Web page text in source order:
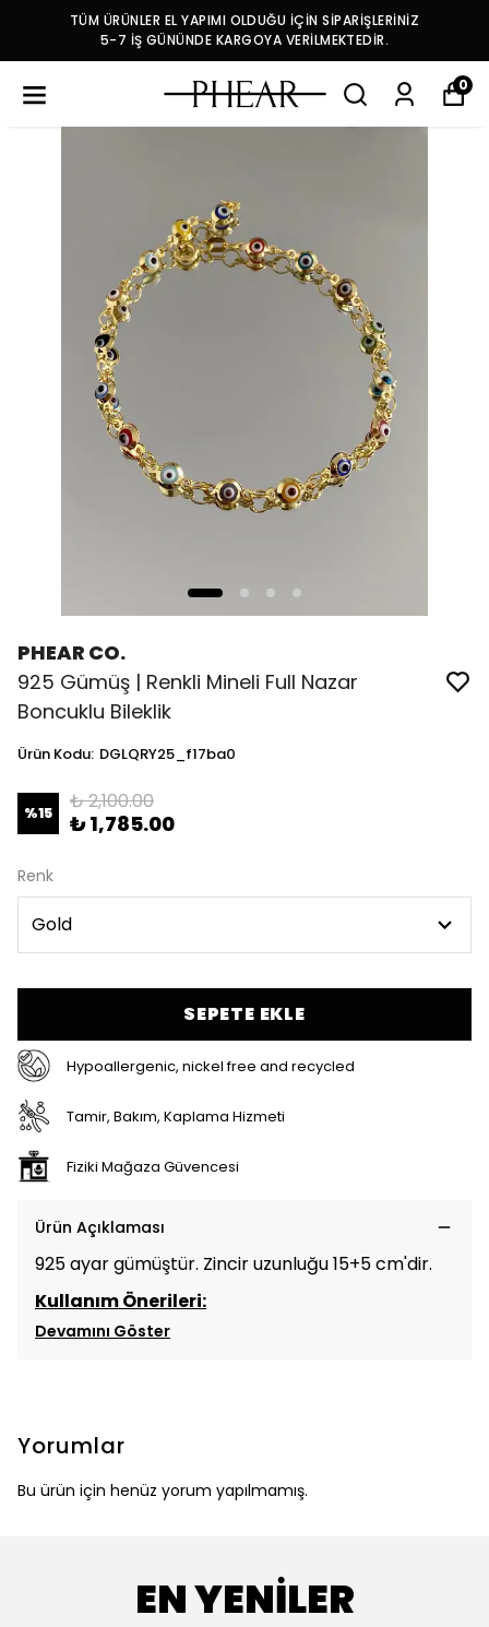
TÜM ÜRÜNLER EL YAPIMI OLDUĞU İÇİN SİPARİŞLERİNİZ
5-7 İŞ GÜNÜNDE KARGOYA VERİLMEKTEDİR.
0
PHEAR CO.
925 Gümüş | Renkli Mineli Full Nazar
Boncuklu Bileklik
Ürün Kodu: DGLQRY25_f17ba0
%15 ₺ 2,100.00
₺ 1,785.00
Renk
SEPETE EKLE
Hypoallergenic, nickel free and recycled
Tamir, Bakım, Kaplama Hizmeti
Fiziki Mağaza Güvencesi
Ürün Açıklaması
925 ayar gümüştür. Zincir uzunluğu 15+5 cm'dir.
Kullanım Önerileri:
Devamını Göster
Yorumlar
Bu ürün için henüz yorum yapılmamış.
EN YENİLER